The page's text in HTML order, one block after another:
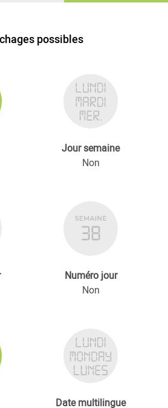
possibles
Jour semaine
Non
Numéro jour
Non
Date multilingue